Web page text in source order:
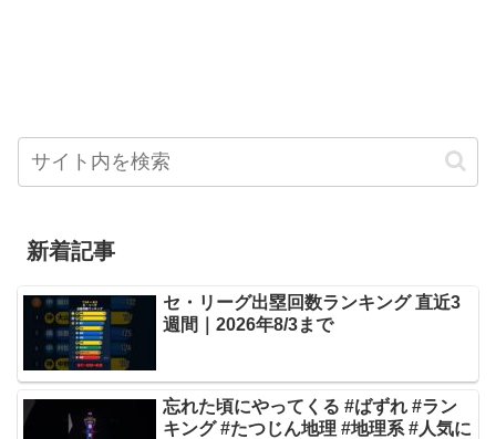
新着記事
セ・リーグ出塁回数ランキング 直近3
週間｜2026年8/3まで
忘れた頃にやってくる #ばずれ #ラン
キング #たつじん地理 #地理系 #人気に